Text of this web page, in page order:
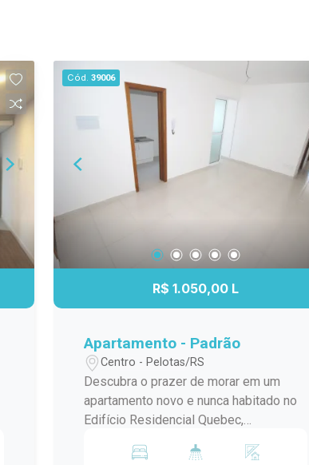
Cód. 39006
R$ 1.050,00 L
Apartamento - Padrão
Centro - Pelotas/RS
Descubra o prazer de morar em um
apartamento novo e nunca habitado no
Edifício Residencial Quebec,
Campus UFPel Porto. Este imóvel é